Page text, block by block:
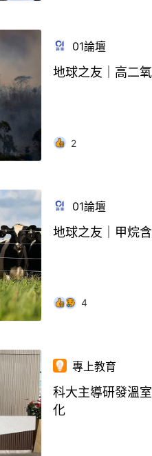
01論壇
地球之友｜高二
2
01論壇
地球之友｜甲烷
4
專上教育
科大主導研發溫
化